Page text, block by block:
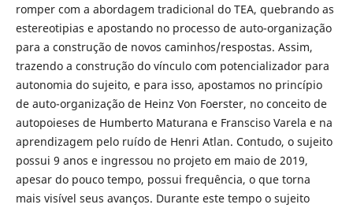
romper com a abordagem tradicional do TEA, quebrando as
estereotipias e apostando no processo de auto-organização
para a construção de novos caminhos/respostas. Assim,
trazendo a construção do vínculo com potencializador para
autonomia do sujeito, e para isso, apostamos no princípio
de auto-organização de Heinz Von Foerster, no conceito de
autopoieses de Humberto Maturana e Fransciso Varela e na
aprendizagem pelo ruído de Henri Atlan. Contudo, o sujeito
possui 9 anos e ingressou no projeto em maio de 2019,
apesar do pouco tempo, possui frequência, o que torna
mais visível seus avanços. Durante este tempo o sujeito